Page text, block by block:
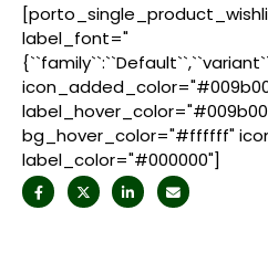
label_font="
bg_hover_color="#ffffff"
label_color="#000000"]